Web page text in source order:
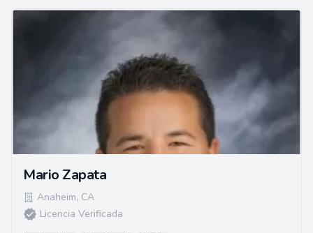
Mario Zapata
Anaheim, CA
Licencia Verificada